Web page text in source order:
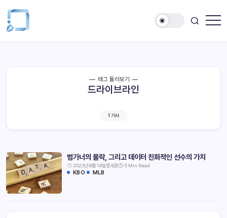
태그 둘러보기
드라이브라인
1 기사
범가너의 몰락, 그리고 데이터 친화적인 선수의 가치
2023년 8월 14일정세윤 5 Min Read
KBO MLB